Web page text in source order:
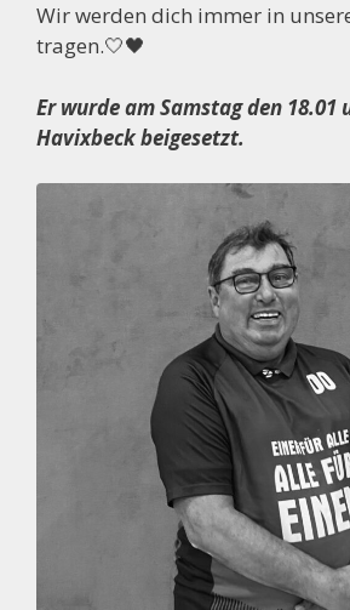
Wir werden dich immer in
tragen.🤍🖤
Er wurde am Samstag den 18.01
Havixbeck beigesetzt.